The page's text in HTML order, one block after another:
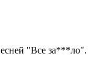
"Все